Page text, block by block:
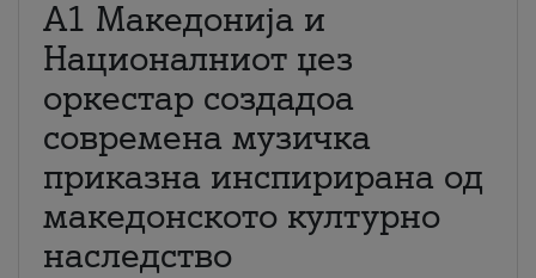
А1 Македонија и
Националниот џез
оркестар создадоа
современа музичка
приказна инспирирана од
македонското културно
наследство